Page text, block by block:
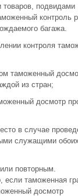
товаров, подвидами
контроль
багажа.
контроля
таможенный
из стран;
досмотр
в случае
служащими
повторным.
если таможенная
досмотр